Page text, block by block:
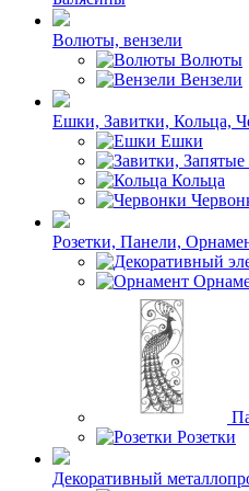
Волюты, вензели
Волюты
Вензели
Ешки, Завитки, Кольца,
Ешки
Кольца
Розетки, Панели,
Розетки
Декоративный